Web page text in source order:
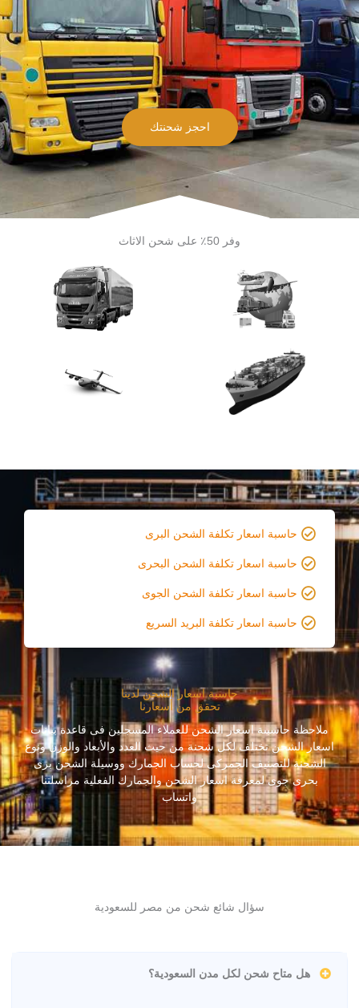
احجز شحنتك
وفر 50٪ على شحن الاثاث
حاسبة اسعار تكلفة الشحن البرى
حاسبة اسعار تكلفة الشحن البحرى
حاسبة اسعار تكلفة الشحن الجوى
حاسبة اسعار تكلفة البريد السريع
حاسبة اسعار الشحن لدينا
تحقق من أسعارنا
ملاحظة حاسبىة اسعار الشحن للعملاء المسجلين فى قاعدة بيانات
اسعار الشحن تختلف لكل شحنة من حيث العدد والأبعاد والوزن ونوع
الشحنة للتصنيف الجمركى لحساب الجمارك ووسيلة الشحن برى
بحرى جوى لمعرفة اسعار الشحن والجمارك الفعلية مراسلتنا
واتساب
سؤال شائع شحن من مصر للسعودية
هل متاح شحن لكل مدن السعودية؟